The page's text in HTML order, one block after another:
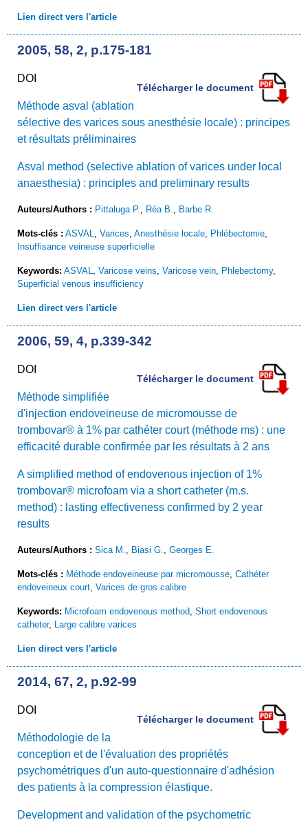
Lien direct vers l'article
2005, 58, 2, p.175-181
DOI
Télécharger le document
Méthode asval (ablation
sélective des varices sous anesthésie locale) : principes
et résultats préliminaires
Asval method (selective ablation of varices under local
anaesthesia) : principles and preliminary results
Auteurs/Authors : Pittaluga P. Réa B. Barbe R.
Mots-clés : ASVAL Varices Anesthésie locale Phlébectomie
Insuffisance veineuse superficielle
Keywords: ASVAL Varicose veins Varicose vein Phlebectomy,
Superficial venous insufficiency
Lien direct vers l'article
2006, 59, 4, p.339-342
DOI
Télécharger le document
Méthode simplifiée
d'injection endoveineuse de micromousse de
trombovar® à 1% par cathéter court (méthode ms) : une
efficacité durable confirmée par les résultats à 2 ans
A simplified method of endovenous injection of 1%
trombovar® microfoam via a short catheter (m.s.
method) : lasting effectiveness confirmed by 2 year
results
Auteurs/Authors : Sica M. Biasi G. Georges E.
Mots-clés : Méthode endoveineuse par micromousse Cathéter
endoveineux court Varices de gros calibre
Keywords: Microfoam endovenous method Short endovenous
catheter, Large calibre varices
Lien direct vers l'article
2014, 67, 2, p.92-99
DOI
Télécharger le document
Méthodologie de la
conception et de l'évaluation des propriétés
psychométriques d'un auto-questionnaire d'adhésion
des patients à la compression élastique.
Development and validation of the psychometric